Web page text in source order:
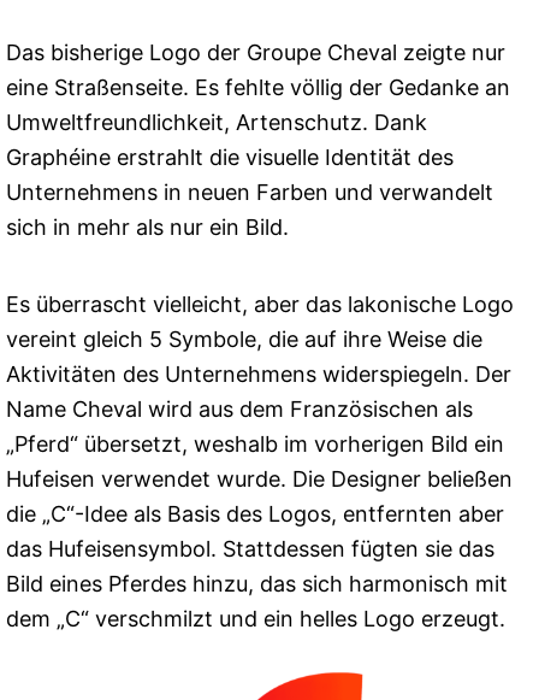
Das bisherige Logo der Groupe Cheval zeigte nur
eine Straßenseite. Es fehlte völlig der Gedanke an
Umweltfreundlichkeit, Artenschutz. Dank
Graphéine erstrahlt die visuelle Identität des
Unternehmens in neuen Farben und verwandelt
sich in mehr als nur ein Bild.
Es überrascht vielleicht, aber das lakonische Logo
vereint gleich 5 Symbole, die auf ihre Weise die
Aktivitäten des Unternehmens widerspiegeln. Der
Name Cheval wird aus dem Französischen als
„Pferd“ übersetzt, weshalb im vorherigen Bild ein
Hufeisen verwendet wurde. Die Designer beließen
die „C“-Idee als Basis des Logos, entfernten aber
das Hufeisensymbol. Stattdessen fügten sie das
Bild eines Pferdes hinzu, das sich harmonisch mit
dem „C“ verschmilzt und ein helles Logo erzeugt.